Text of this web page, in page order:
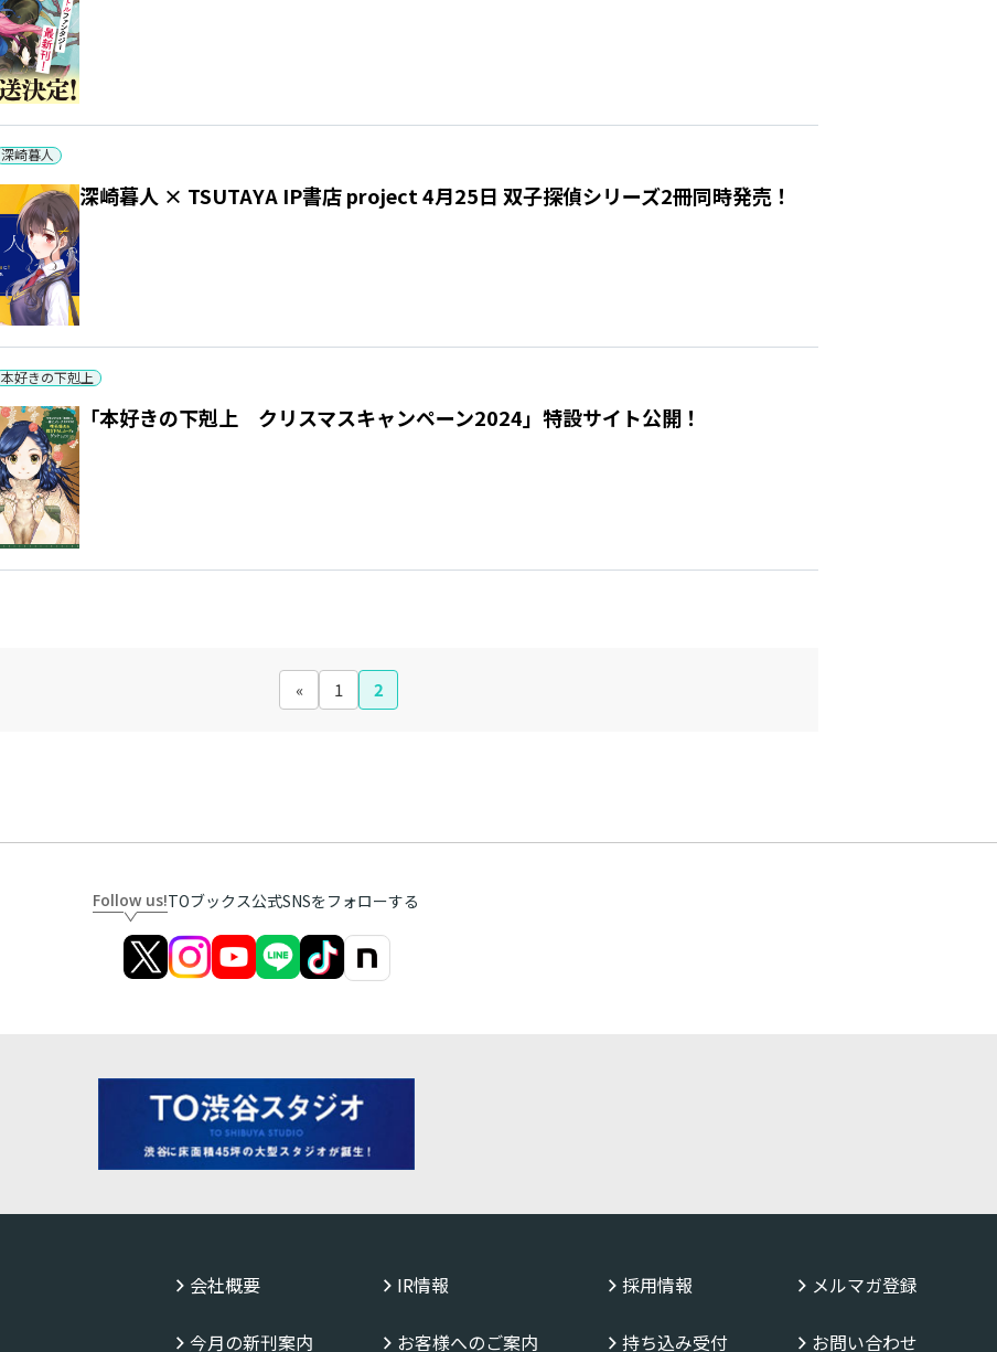
深崎暮人
深崎暮人 × TSUTAYA IP書店 project 4月25日 双子探偵シリーズ2冊同時発売！
本好きの下剋上
「本好きの下剋上 クリスマスキャンペーン2024」特設サイト公開！
« 1 2
Follow us!TOブックス公式SNSをフォローする
会社概要 IR情報 採用情報 メルマガ登録
今月の新刊案内 お客様へのご案内 持ち込み受付 お問い合わせ